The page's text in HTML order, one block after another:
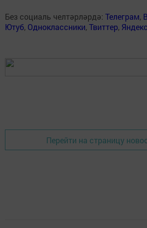
Без социаль челтәрләрдә: Телеграм,
Ютуб, Одноклассники,Твиттер,
Перейти на страницу